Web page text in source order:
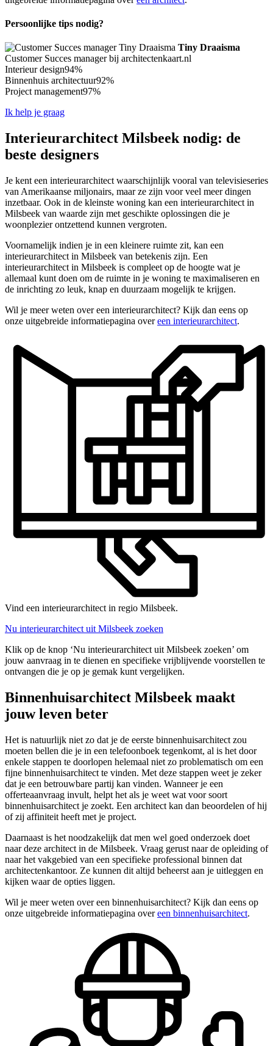
Persoonlijke tips nodig?
Tiny Draaisma
Customer Succes manager bij architectenkaart.nl
Interieur design94%
Binnenhuis architectuur92%
Project management97%
Ik help je graag
Interieurarchitect Milsbeek nodig: de
beste designers
Je kent een interieurarchitect waarschijnlijk vooral van televisieseries
van Amerikaanse miljonairs, maar ze zijn voor veel meer dingen
inzetbaar. Ook in de kleinste woning kan een interieurarchitect in
Milsbeek van waarde zijn met geschikte oplossingen die je
woonplezier ontzettend kunnen vergroten.
Voornamelijk indien je in een kleinere ruimte zit, kan een
interieurarchitect in Milsbeek van betekenis zijn. Een
interieurarchitect in Milsbeek is compleet op de hoogte wat je
allemaal kunt doen om de ruimte in je woning te maximaliseren en
de inrichting zo leuk, knap en duurzaam mogelijk te krijgen.
Wil je meer weten over een interieurarchitect? Kijk dan eens op
onze uitgebreide informatiepagina overeen interieurarchitect.
Vind een interieurarchitect in regio Milsbeek.
Nu interieurarchitect uit Milsbeek zoeken
Klik op de knop ‘Nu interieurarchitect uit Milsbeek zoeken’ om
jouw aanvraag in te dienen en specifieke vrijblijvende voorstellen te
ontvangen die je op je gemak kunt vergelijken.
Binnenhuisarchitect Milsbeek maakt
jouw leven beter
Het is natuurlijk niet zo dat je de eerste binnenhuisarchitect zou
moeten bellen die je in een telefoonboek tegenkomt, al is het door
enkele stappen te doorlopen helemaal niet zo problematisch om een
fijne binnenhuisarchitect te vinden. Met deze stappen weet je zeker
dat je een betrouwbare partij kan vinden. Wanneer je een
offerteaanvraag invult, helpt het als je weet wat voor soort
binnenhuisarchitect je zoekt. Een architect kan dan beoordelen of hij
of zij affiniteit heeft met je project.
Daarnaast is het noodzakelijk dat men wel goed onderzoek doet
naar deze architect in de Milsbeek. Vraag gerust naar de opleiding of
naar het vakgebied van een specifieke professional binnen dat
architectenkantoor. Ze kunnen dit altijd beheerst aan je uitleggen en
kijken waar de opties liggen.
Wil je meer weten over een binnenhuisarchitect? Kijk dan eens op
onze uitgebreide informatiepagina overeen binnenhuisarchitect.